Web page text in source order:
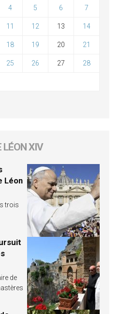
4 5 6 7
11 12 13 14
18 19 20 21
25 26 27 28
LÉON XIV
Léon
trois
de